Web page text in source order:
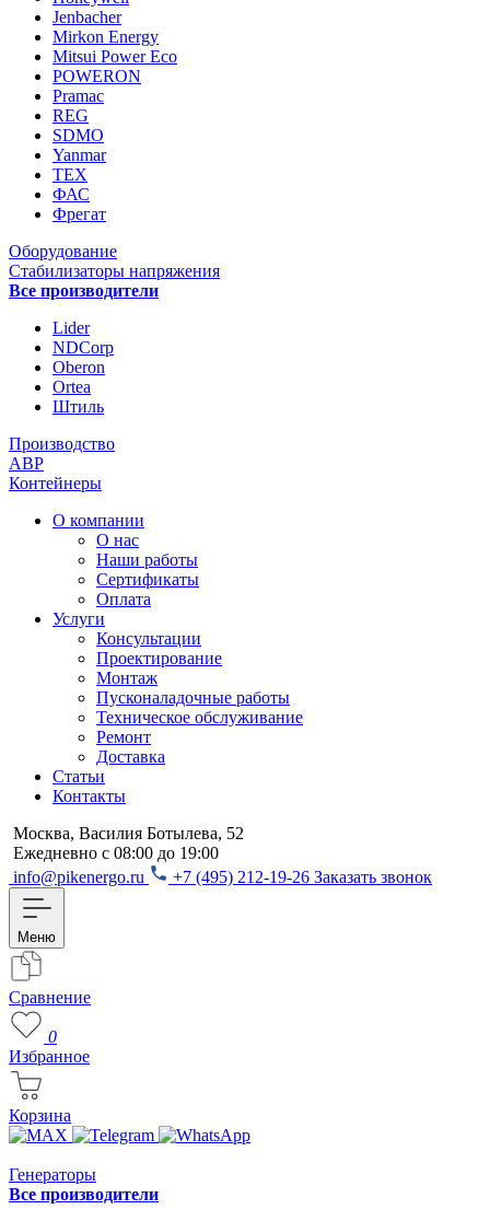
Jenbacher
Mirkon Energy
Mitsui Power Eco
POWERON
Pramac
REG
SDMO
Yanmar
ТЕХ
ФАС
Фрегат
Оборудование
Стабилизаторы напряжения
Все производители
Lider
NDCorp
Oberon
Ortea
Штиль
Производство
АВР
Контейнеры
О компании
О нас
Наши работы
Сертификаты
Оплата
Услуги
Консультации
Проектирование
Монтаж
Пусконаладочные работы
Техническое обслуживание
Ремонт
Доставка
Статьи
Контакты
Москва, Василия Ботылева, 52
Ежедневно с 08:00 до 19:00
info@pikenergo.ru
+7 (495) 212-19-26 Заказать звонок
Меню
Сравнение
0
Избранное
Корзина
Генераторы
Все производители